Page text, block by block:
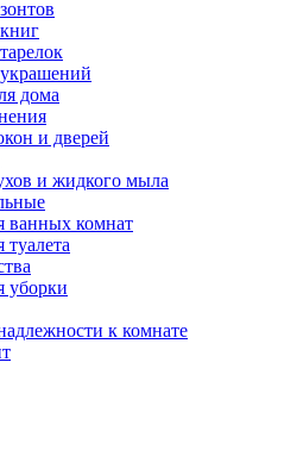
дома
и дверей
и жидкого мыла
ванных комнат
туалета
уборки
к комнате